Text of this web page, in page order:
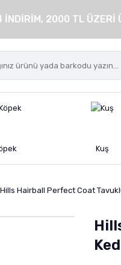
İNDİRİM, 2000 TL
Kuş
Hills Hairball Perfect Coat